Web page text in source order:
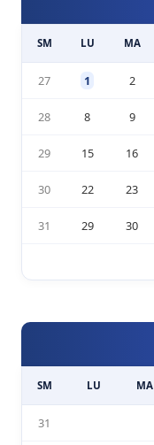
SM LU MA
27 1 2
28 8 9
29 15 16
30 22 23
31 29 30
SM LU MA
31